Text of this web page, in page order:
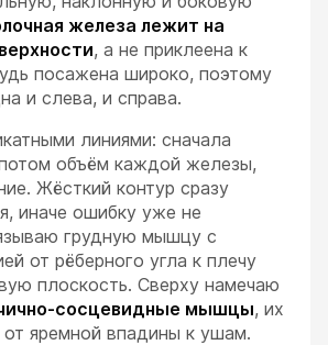
железа лежит на
, а не приклеена к
посажена широко, поэтому
и слева, и справа.
линиями: сначала
объём каждой железы,
Жёсткий контур сразу
иначе ошибку уже не
грудную мышцу с
от рёберного угла к плечу
плоскость. Сверху намечаю
сосцевидные мышцы, их
яремной впадины к ушам.